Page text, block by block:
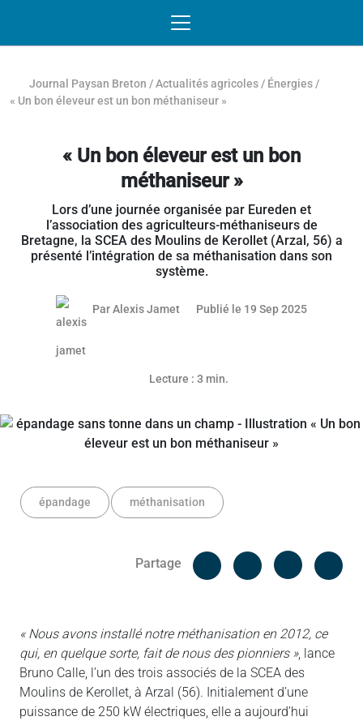
Journal Paysan Breton /Actualités agricoles / Énergies /
« Un bon éleveur est un bon méthaniseur »
« Un bon éleveur est un bon
méthaniseur »
Lors d’une journée organisée par Eureden et
l’association des agriculteurs-méthaniseurs de
Bretagne, la SCEA des Moulins de Kerollet (Arzal, 56) a
présenté l’intégration de sa méthanisation dans son
système.
ParAlexis Jamet Publié le 19 Sep 202513 janvier
Lecture : 3 min.
épandage méthanisation
Partage
Facebook
« Nous avons installé notre méthanisation en 2012, ce
qui, en quelque sorte, fait de nous des pionniers », lance
Bruno Calle, l’un des trois associés de la SCEA des
Moulins de Kerollet, à Arzal (56). Initialement d’une
puissance de 250 kW électriques, elle a aujourd’hui